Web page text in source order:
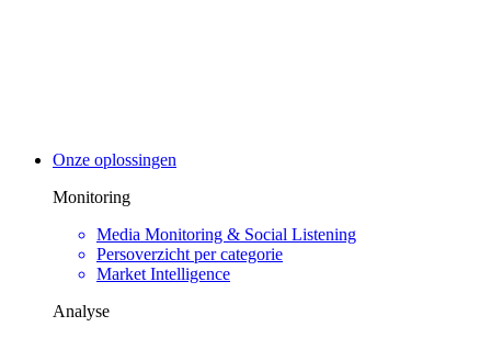
Onze oplossingen
Monitoring
Media Monitoring & Social Listening
Persoverzicht per categorie
Market Intelligence
Analyse